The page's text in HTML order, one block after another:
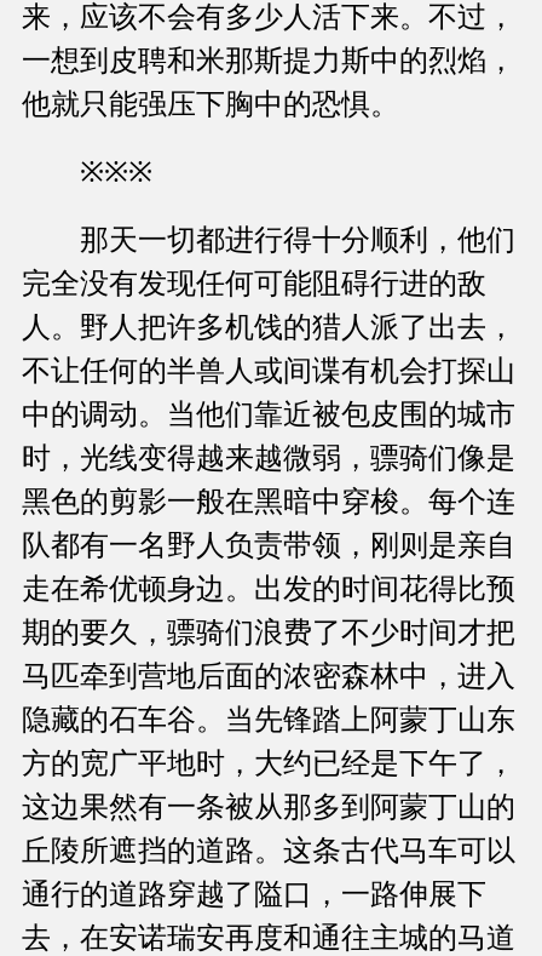
来，应该不会有多少人活下来。不过，
一想到皮聘和米那斯提力斯中的烈焰，
他就只能强压下胸中的恐惧。
※※※
那天一切都进行得十分顺利，他们
完全没有发现任何可能阻碍行进的敌
人。野人把许多机饯的猎人派了出去，
不让任何的半兽人或间谍有机会打探山
中的调动。当他们靠近被包皮围的城市
时，光线变得越来越微弱，骠骑们像是
黑色的剪影一般在黑暗中穿梭。每个连
队都有一名野人负责带领，刚则是亲自
走在希优顿身边。出发的时间花得比预
期的要久，骠骑们浪费了不少时间才把
马匹牵到营地后面的浓密森林中，进入
隐藏的石车谷。当先锋踏上阿蒙丁山东
方的宽广平地时，大约已经是下午了，
这边果然有一条被从那多到阿蒙丁山的
丘陵所遮挡的道路。这条古代马车可以
通行的道路穿越了隘口，一路伸展下
去，在安诺瑞安再度和通往主城的马道